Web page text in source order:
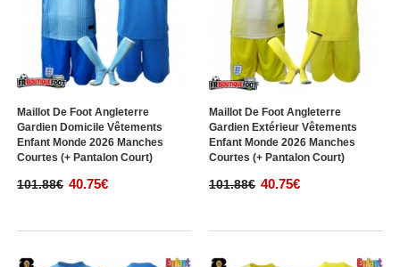
Maillot De Foot Angleterre
Gardien Domicile Vêtements
Enfant Monde 2026 Manches
Courtes (+ Pantalon Court)
101.88€ 40.75€
Maillot De Foot Angleterre
Gardien Extérieur Vêtements
Enfant Monde 2026 Manches
Courtes (+ Pantalon Court)
101.88€ 40.75€